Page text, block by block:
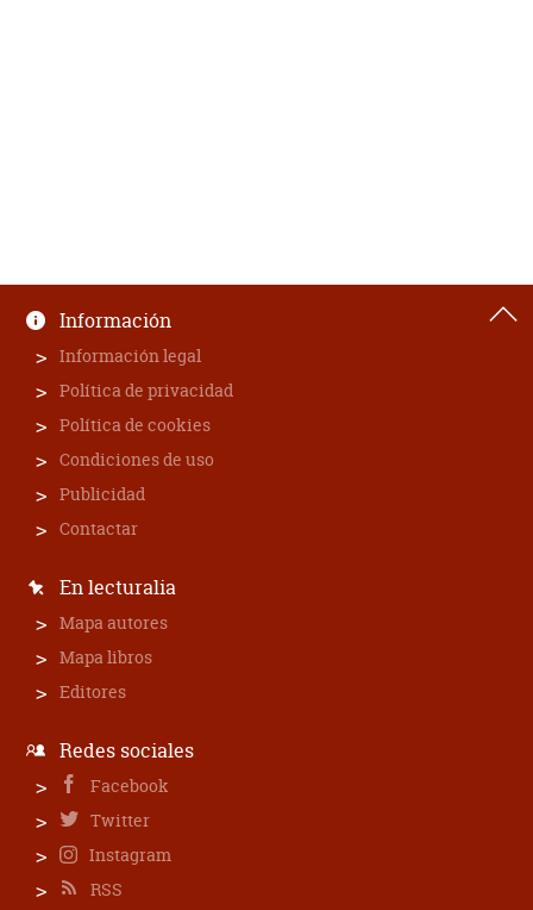
Información
Información legal
Política de privacidad
Política de cookies
Condiciones de uso
Publicidad
Contactar
En lecturalia
Mapa autores
Mapa libros
Editores
Redes sociales
Facebook
Twitter
Instagram
RSS